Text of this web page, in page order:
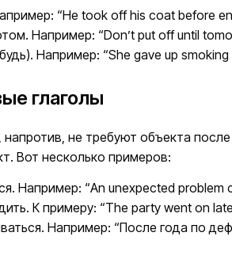
“He took off his coat before
Например: “Don’t put off until
Например: “She gave up smoking
глаголы
не требуют объекта
Вот несколько примеров:
Например: “An unexpected problem
К примеру: “The party went on
Например: “После года по